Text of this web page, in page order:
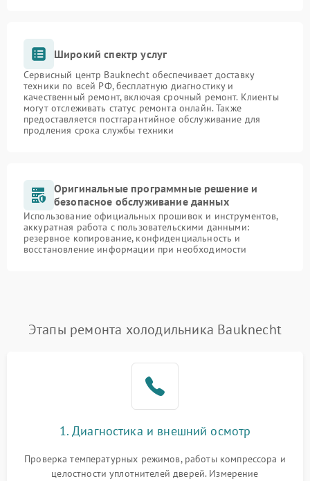
Широкий спектр услуг
Сервисный центр Bauknecht обеспечивает доставку
техники по всей РФ, бесплатную диагностику и
качественный ремонт, включая срочный ремонт. Клиенты
могут отслеживать статус ремонта онлайн. Также
предоставляется постгарантийное обслуживание для
продления срока службы техники
Оригинальные программные решение и
безопасное обслуживание данных
Использование официальных прошивок и инструментов,
аккуратная работа с пользовательскими данными:
резервное копирование, конфиденциальность и
восстановление информации при необходимости
Этапы ремонта холодильника Bauknecht
1. Диагностика и внешний осмотр
Проверка температурных режимов, работы компрессора и
целостности уплотнителей дверей. Измерение